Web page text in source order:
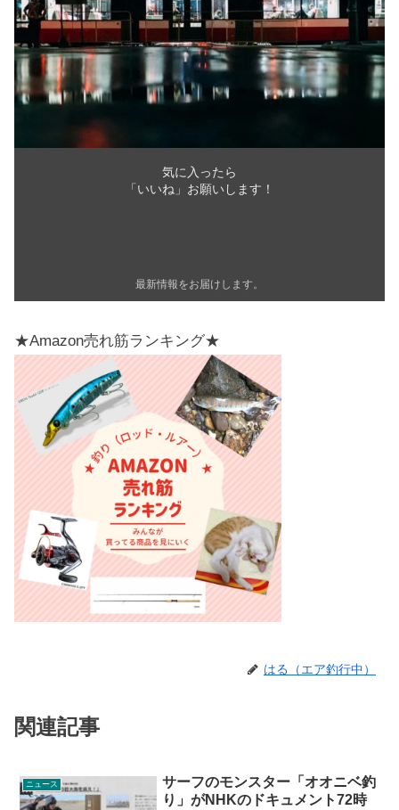
気に入ったら
「いいね」お願いします！
最新情報をお届けします。
★Amazon売れ筋ランキング★
はる（エア釣行中）
関連記事
ニュース
サーフのモンスター「オオニベ釣
り」がNHKのドキュメント72時